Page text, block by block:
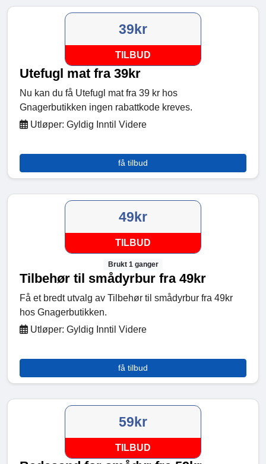
39kr
TILBUD
Utefugl mat fra 39kr
Nu kan du få Utefugl mat fra 39 kr hos
Gnagerbutikken ingen rabattkode kreves.
Utløper: Gyldig Inntil Videre
få tilbud
49kr
TILBUD
Brukt 1 ganger
Tilbehør til smådyrbur fra 49kr
Få et bredt utvalg av Tilbehør til smådyrbur fra 49kr
hos Gnagerbutikken.
Utløper: Gyldig Inntil Videre
få tilbud
59kr
TILBUD